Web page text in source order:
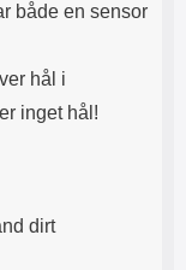
både en sensor
hål i
inget hål!
dirt